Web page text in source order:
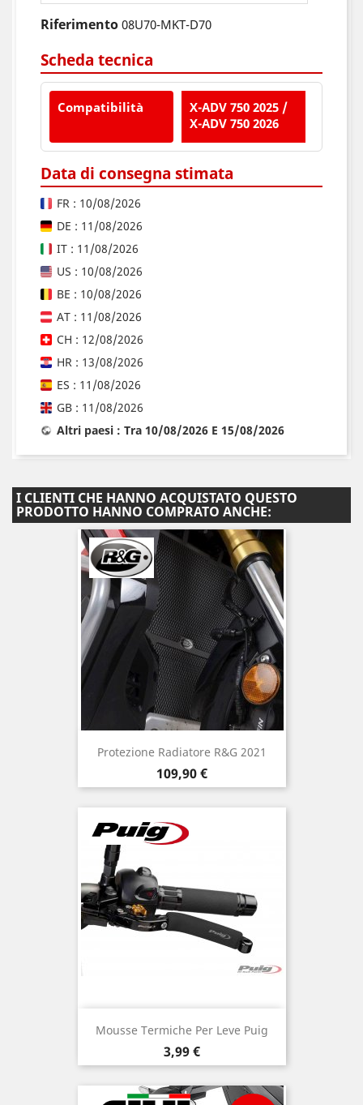
Riferimento 08U70-MKT-D70
Scheda tecnica
Compatibilità
X-ADV 750 2025 /
X-ADV 750 2026
Data di consegna stimata
FR : 10/08/2026
DE : 11/08/2026
IT : 11/08/2026
US : 10/08/2026
BE : 10/08/2026
AT : 11/08/2026
CH : 12/08/2026
HR : 13/08/2026
ES : 11/08/2026
GB : 11/08/2026
Altri paesi : Tra 10/08/2026 E 15/08/2026
I CLIENTI CHE HANNO ACQUISTATO QUESTO
PRODOTTO HANNO COMPRATO ANCHE:
Protezione Radiatore R&G 2021
Prezzo
109,90 €
Mousse Termiche Per Leve Puig
Prezzo
3,99 €